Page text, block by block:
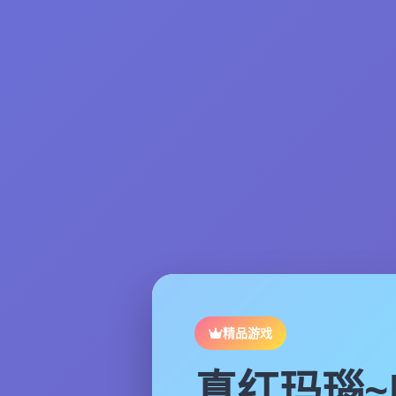
精品游戏